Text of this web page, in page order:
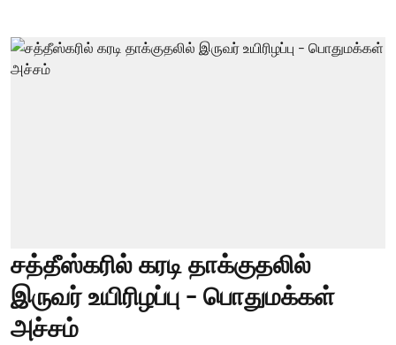
சத்தீஸ்கரில் கரடி தாக்குதலில்
இருவர் உயிரிழப்பு - பொதுமக்கள்
அச்சம்